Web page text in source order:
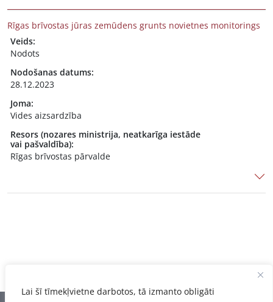
Lai šī tīmekļvietne darbotos, tā izmanto obligāti
Rīgas brīvostas jūras zemūdens grunts novietnes monitorings
Veids:
Nodots
Nodošanas datums:
28.12.2023
Joma:
Vides aizsardzība
Resors (nozares ministrija, neatkarīga iestāde
vai pašvaldība):
Rīgas brīvostas pārvalde